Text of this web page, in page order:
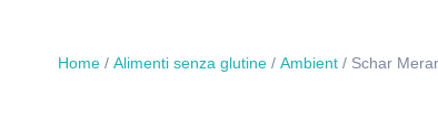
Home / Alimenti senza glutine / Ambient / Schar